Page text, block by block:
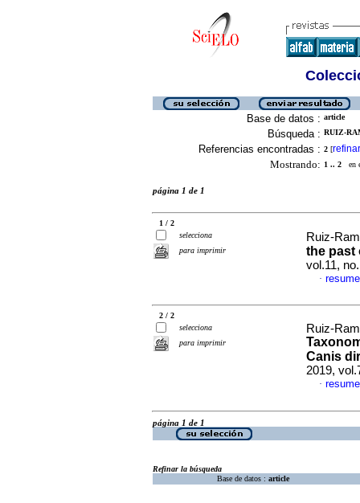
Base de datos : article
Búsqueda : RUIZ-
Referencias encontradas : 2 [refinar
Mostrando: 1 .. 2 en
página 1 de 1
1 / 2
selecciona
para imprimir
Ruiz-
the past
vol.11,
·
2 / 2
selecciona
para imprimir
Ruiz-
Canis
2019,
·
página 1 de 1
Refinar la búsqueda
Base de datos : article